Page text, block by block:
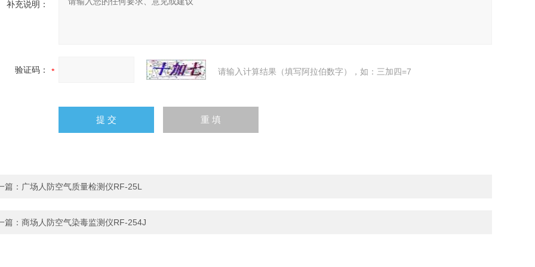
补充说明：
验证码： 请输入计算结果（填写阿拉伯数字），如：三加四=7
篇： 广场人防空气质量检测仪RF-25L
篇： 商场人防空气染毒监测仪RF-254J